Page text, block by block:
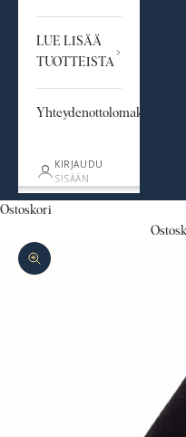
LUE LISÄÄ
TUOTTEISTA
Yhteydenottolomake
KIRJAUDU
SISÄÄN
Ostoskori
Lähennä